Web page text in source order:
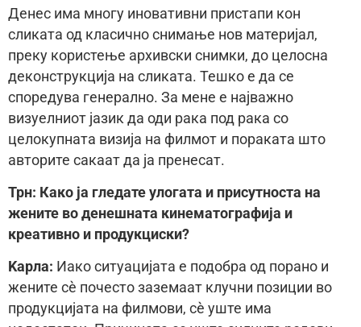
Денес има многу иновативни пристапи кон
сликата од класично снимање нов материјал,
преку користење архивски снимки, до целосна
деконструкција на сликата. Тешко е да се
споредува генерално. За мене е најважно
визуелниот јазик да оди рака под рака со
целокупната визија на филмот и пораката што
авторите сакаат да ја пренесат.
Трн: Како ја гледате улогата и присутноста на
жените во денешната кинематографија и
креативно и продукциски?
Kaрла: Иако ситуацијата е подобра од порано и
жените сè почесто заземаат клучни позиции во
продукцијата на филмови, сè уште има